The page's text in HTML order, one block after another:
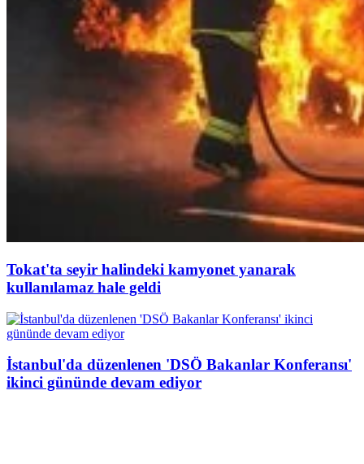
Tokat'ta seyir halindeki kamyonet yanarak
kullanılamaz hale geldi
İstanbul'da düzenlenen 'DSÖ Bakanlar Konferansı'
ikinci gününde devam ediyor